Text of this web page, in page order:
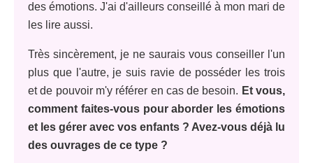
des émotions. J'ai d'ailleurs conseillé à mon mari de
les lire aussi.
Très sincèrement, je ne saurais vous conseiller l'un
plus que l'autre, je suis ravie de posséder les trois
et de pouvoir m'y référer en cas de besoin. Et vous,
comment faites-vous pour aborder les émotions
et les gérer avec vos enfants ? Avez-vous déjà lu
des ouvrages de ce type ?